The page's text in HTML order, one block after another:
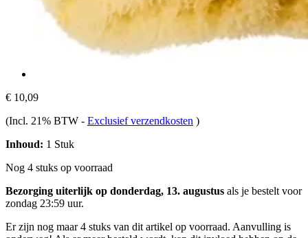
€ 10,09
(Incl. 21% BTW - Exclusief verzendkosten )
Inhoud: 1 Stuk
Nog 4 stuks op voorraad
Bezorging uiterlijk op donderdag, 13. augustus als je bestelt voor
zondag 23:59 uur.
Er zijn nog maar 4 stuks van dit artikel op voorraad. Aanvulling is